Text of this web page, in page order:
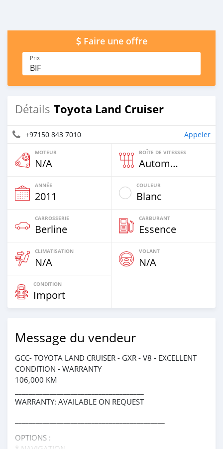
Faire une offre
Prix
BIF
Détails Toyota Land Cruiser
+97150 843 7010 Appeler
MOTEUR
N/A
BOÎTE DE VITESSES
Automatique
ANNÉE
2011
COULEUR
Blanc
CARROSSERIE
Berline
CARBURANT
Essence
CLIMATISATION
N/A
VOLANT
N/A
CONDITION
Import
Message du vendeur
GCC- TOYOTA LAND CRUISER - GXR - V8 - EXCELLENT
CONDITION - WARRANTY
106,000 KM
WARRANTY: AVAILABLE ON REQUEST
OPTIONS :